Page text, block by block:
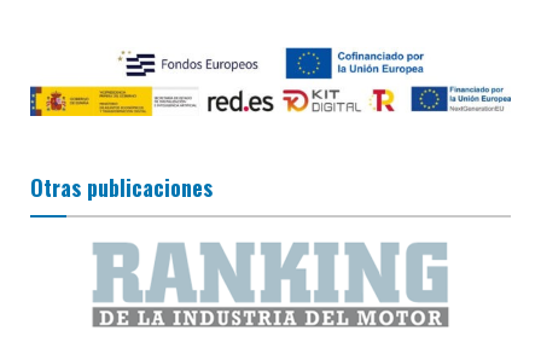
Otras publicaciones